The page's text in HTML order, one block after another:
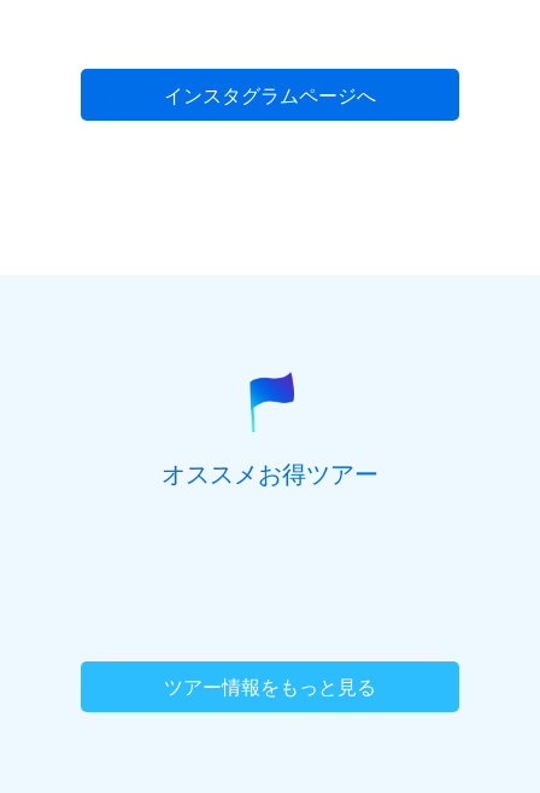
インスタグラムページへ
オススメお得ツアー
ツアー情報をもっと見る